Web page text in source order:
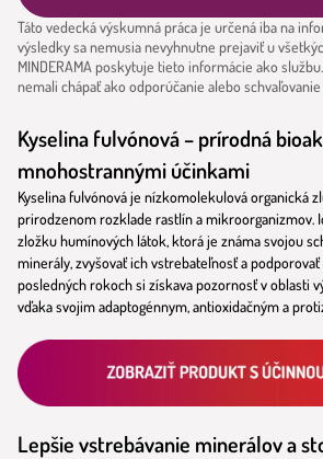
Táto vedecká výskumná práca je určená iba na
výsledky sa nemusia nevyhnutne prejaviť u
MINDERAMA poskytuje tieto informácie ako
nemali chápať ako odporúčanie alebo
Kyselina fulvónová – prírodná
mnohostrannými účinkami
Kyselina fulvónová je nízkomolekulová organická
prirodzenom rozklade rastlín a mikroorganizmov.
zložku humínových látok, ktorá je známa svojou
minerály, zvyšovať ich vstrebateľnosť a
posledných rokoch si získava pozornosť v oblasti
vďaka svojim adaptogénnym, antioxidačným a
Lepšie vstrebávanie minerálov a